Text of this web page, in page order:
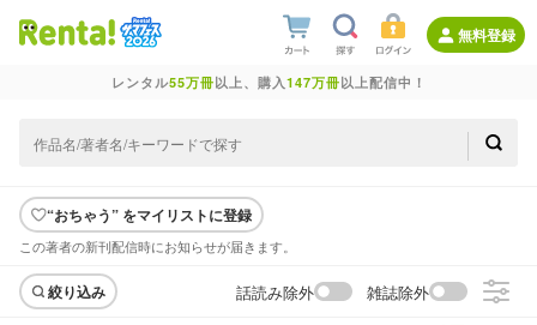
無料登録
レンタル55万冊以上、購入147万冊以上配信中！
“おちゃう” をマイリストに登録
この著者の新刊配信時にお知らせが届きます。
絞り込み 話読み除外 雑誌除外